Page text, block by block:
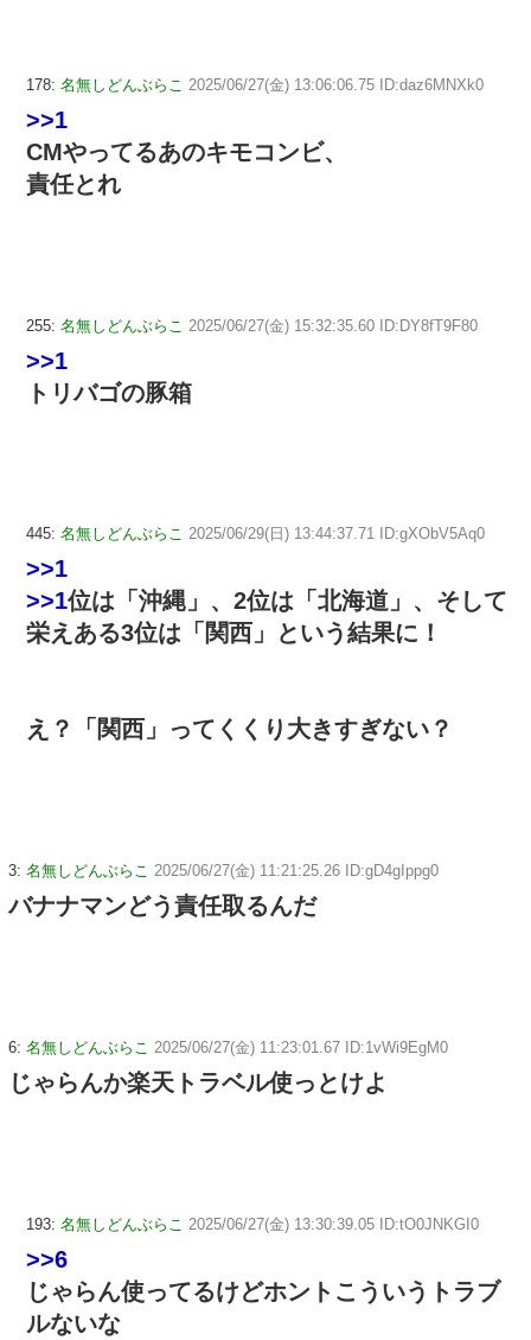
178: 名無しどんぶらこ 2025/06/27(金) 13:06:06.75 ID:daz6MNXk0
>>1
CMやってるあのキモコンビ、
責任とれ
255: 名無しどんぶらこ 2025/06/27(金) 15:32:35.60 ID:DY8fT9F80
>>1
トリバゴの豚箱
445: 名無しどんぶらこ 2025/06/29(日) 13:44:37.71 ID:gXObV5Aq0
>>1
>>1位は「沖縄」、2位は「北海道」、そして
栄えある3位は「関西」という結果に！
え？「関西」ってくくり大きすぎない？
3: 名無しどんぶらこ 2025/06/27(金) 11:21:25.26 ID:gD4gIppg0
バナナマンどう責任取るんだ
6: 名無しどんぶらこ 2025/06/27(金) 11:23:01.67 ID:1vWi9EgM0
じゃらんか楽天トラベル使っとけよ
193: 名無しどんぶらこ 2025/06/27(金) 13:30:39.05 ID:tO0JNKGI0
>>6
じゃらん使ってるけどホントこういうトラブ
ルないな